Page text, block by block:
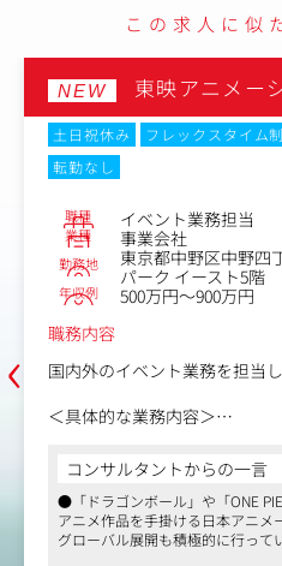
ご経験に応じてお任せする業
・キャスティング業務
→演者のスケジュール押さえ
ど
・撮影に関わる業務
→カメラマンや衣装の手配、ビ
オリティーチェックなど
・物販の管理
→会場で販売するグッズのク
応など
この求人に似
‹
NEW 東映アニメー
土日祝休み フレックスタイム制
転勤なし
職種 イベント業務担当
業種 事業会社
勤務地
東京都中野区中野四
パーク イースト5階
年収例
500万円～900万円
職務内容
国内外のイベント業務を担当
＜具体的な業務内容＞
・作品・キャラクターがもつ
ランニング、クオリティ管理
・原作元との連携における窓口
・キャラクターの活用方法の
オリティ管理
コンサルタントからの一言
●「ドラゴンボール」や「ONE
アニメ作品を手掛ける日本アニメ
グローバル展開も積極的に行って